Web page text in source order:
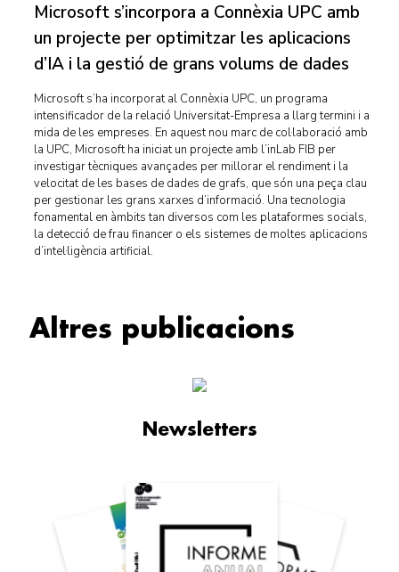
Microsoft s’incorpora a Connèxia UPC amb
un projecte per optimitzar les aplicacions
d’IA i la gestió de grans volums de dades
Microsoft s’ha incorporat al Connèxia UPC, un programa
intensificador de la relació Universitat-Empresa a llarg termini i a
mida de les empreses. En aquest nou marc de col·laboració amb
la UPC, Microsoft ha iniciat un projecte amb l’inLab FIB per
investigar tècniques avançades per millorar el rendiment i la
velocitat de les bases de dades de grafs, que són una peça clau
per gestionar les grans xarxes d’informació. Una tecnologia
fonamental en àmbits tan diversos com les plataformes socials,
la detecció de frau financer o els sistemes de moltes aplicacions
d’intel·ligència artificial.
Altres publicacions
Newsletters